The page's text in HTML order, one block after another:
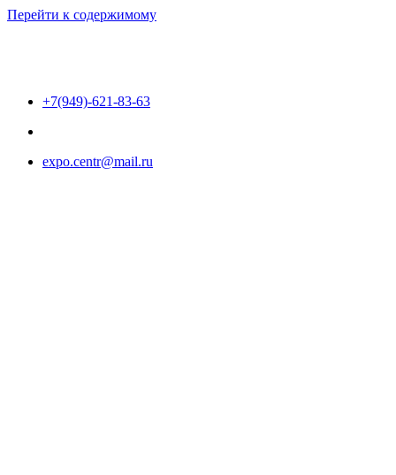
Перейти к содержимому
+7(949)-621-83-63
expo.centr@mail.ru